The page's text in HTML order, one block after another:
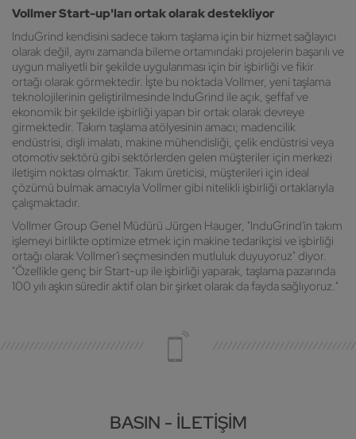
Vollmer Start-up'ları ortak olarak destekliyor
InduGrind kendisini sadece takım taşlama için bir hizmet sağlayıcı
olarak değil, aynı zamanda bileme ortamındaki projelerin başarılı ve
uygun maliyetli bir şekilde uygulanması için bir işbirliği ve fikir
ortağı olarak görmektedir. İşte bu noktada Vollmer, yeni taşlama
teknolojilerinin geliştirilmesinde InduGrind ile açık, şeffaf ve
ekonomik bir şekilde işbirliği yapan bir ortak olarak devreye
girmektedir. Takım taşlama atölyesinin amacı; madencilik
endüstrisi, dişli imalatı, makine mühendisliği, çelik endüstrisi veya
otomotiv sektörü gibi sektörlerden gelen müşteriler için merkezi
iletişim noktası olmaktır. Takım üreticisi, müşterileri için ideal
çözümü bulmak amacıyla Vollmer gibi nitelikli işbirliği ortaklarıyla
çalışmaktadır.
Vollmer Group Genel Müdürü Jürgen Hauger, "InduGrind'in takım
işlemeyi birlikte optimize etmek için makine tedarikçisi ve işbirliği
ortağı olarak Vollmer'i seçmesinden mutluluk duyuyoruz" diyor.
"Özellikle genç bir Start-up ile işbirliği yaparak, taşlama pazarında
100 yılı aşkın süredir aktif olan bir şirket olarak da fayda sağlıyoruz."
BASIN - İLETIŞIM